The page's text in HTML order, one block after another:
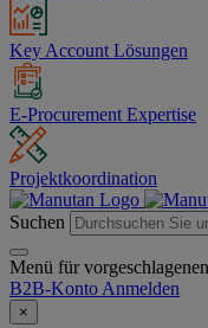
Key Account Lösungen
E-Procurement Expertise
Projektkoordination
Suchen
Menü für
B2B-Konto Anmelden
×